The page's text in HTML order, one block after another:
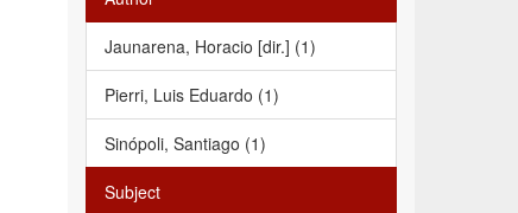
Jaunarena, Horacio [dir.] (1)
Pierri, Luis Eduardo (1)
Sinópoli, Santiago (1)
Subject